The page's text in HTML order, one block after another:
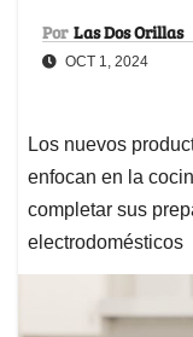
Por Las Dos Orillas
OCT 1, 2024
Los nuevos
enfocan en la
completar sus
electrodomésticos